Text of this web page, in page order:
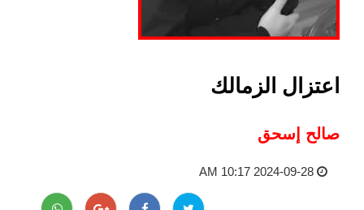
اعتزال الزمالك
صالح إسحق
2024-09-28 10:17 AM